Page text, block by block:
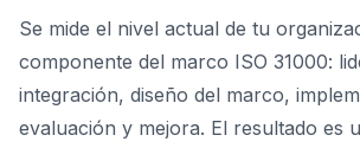
Se mide el nivel actual de tu
componente del marco ISO 31000:
integración, diseño del marco,
evaluación y mejora. El resultado es